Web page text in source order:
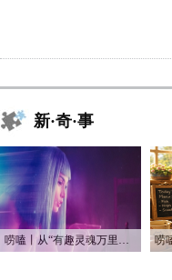
新·奇·事
唠嗑丨从“有趣灵魂万里挑一”到“赛博恋人一键定制”